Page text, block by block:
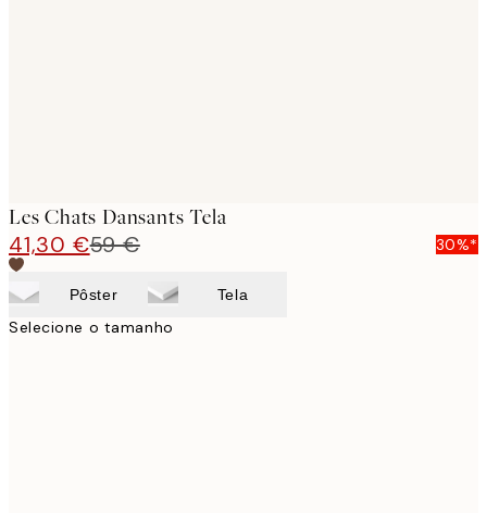
Les Chats Dansants Tela
41,30 €59 € 30%*
Pôster Tela
Selecione o tamanho